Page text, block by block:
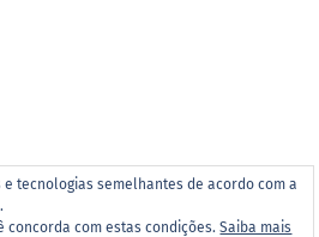
tecnologias semelhantes de acordo com a
concorda com estas condições.Saiba mais